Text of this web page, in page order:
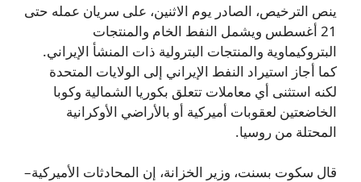
ينص الترخيص، الصادر يوم الاثنين، على سريان عمله حتى
21 أغسطس ويشمل النفط الخام والمنتجات
البتروكيماوية والمنتجات البترولية ذات المنشأ الإيراني.
كما أجاز استيراد النفط الإيراني إلى الولايات المتحدة
لكنه استثنى أي معاملات تتعلق بكوريا الشمالية وكوبا
الخاضعتين لعقوبات أميركية أو بالأراضي الأوكرانية
المحتلة من روسيا.
قال سكوت بسنت، وزير الخزانة، إن المحادثات الأميركية–